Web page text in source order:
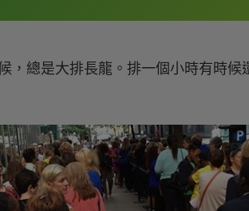
，總是大排長龍。排一個小時有時候